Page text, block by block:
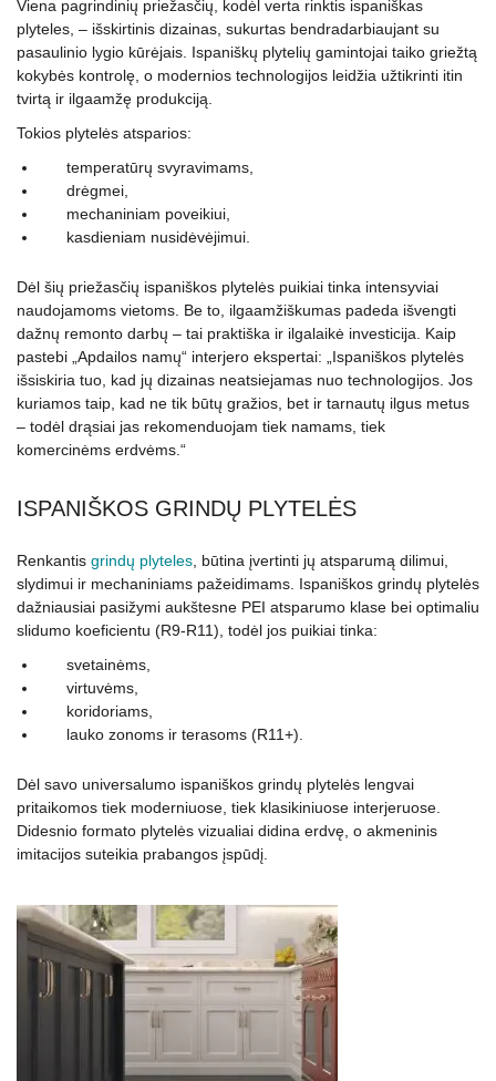
Viena pagrindinių priežasčių, kodėl verta rinktis ispaniškas
plyteles, – išskirtinis dizainas, sukurtas bendradarbiaujant su
pasaulinio lygio kūrėjais. Ispaniškų plytelių gamintojai taiko griežtą
kokybės kontrolę, o modernios technologijos leidžia užtikrinti itin
tvirtą ir ilgaamžę produkciją.
Tokios plytelės atsparios:
temperatūrų svyravimams,
drėgmei,
mechaniniam poveikiui,
kasdieniam nusidėvėjimui.
Dėl šių priežasčių ispaniškos plytelės puikiai tinka intensyviai
naudojamoms vietoms. Be to, ilgaamžiškumas padeda išvengti
dažnų remonto darbų – tai praktiška ir ilgalaikė investicija. Kaip
pastebi „Apdailos namų“ interjero ekspertai: „Ispaniškos plytelės
išsiskiria tuo, kad jų dizainas neatsiejamas nuo technologijos. Jos
kuriamos taip, kad ne tik būtų gražios, bet ir tarnautų ilgus metus
– todėl drąsiai jas rekomenduojam tiek namams, tiek
komercinėms erdvėms.“
ISPANIŠKOS GRINDŲ PLYTELĖS
Renkantis grindų plyteles , būtina įvertinti jų atsparumą dilimui,
slydimui ir mechaniniams pažeidimams. Ispaniškos grindų plytelės
dažniausiai pasižymi aukštesne PEI atsparumo klase bei optimaliu
slidumo koeficientu (R9-R11), todėl jos puikiai tinka:
svetainėms,
virtuvėms,
koridoriams,
lauko zonoms ir terasoms (R11+).
Dėl savo universalumo ispaniškos grindų plytelės lengvai
pritaikomos tiek moderniuose, tiek klasikiniuose interjeruose.
Didesnio formato plytelės vizualiai didina erdvę, o akmeninis
imitacijos suteikia prabangos įspūdį.